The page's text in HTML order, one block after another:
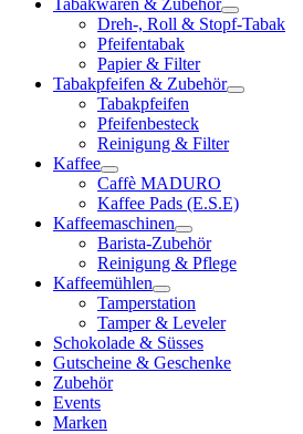
Tabakwaren & Zubehör
Dreh-, Roll & Stopf-Tabak
Pfeifentabak
Papier & Filter
Tabakpfeifen & Zubehör
Tabakpfeifen
Pfeifenbesteck
Reinigung & Filter
Kaffee
Caffè MADURO
Kaffee Pads (E.S.E)
Kaffeemaschinen
Barista-Zubehör
Reinigung & Pflege
Kaffeemühlen
Tamperstation
Tamper & Leveler
Schokolade & Süsses
Gutscheine & Geschenke
Zubehör
Events
Marken